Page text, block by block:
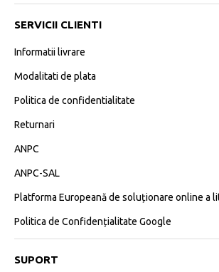
SERVICII CLIENTI
Informatii livrare
Modalitati de plata
Politica de confidentialitate
Returnari
ANPC
ANPC-SAL
Platforma Europeană de soluționare online a
Politica de Confidențialitate Google
SUPORT